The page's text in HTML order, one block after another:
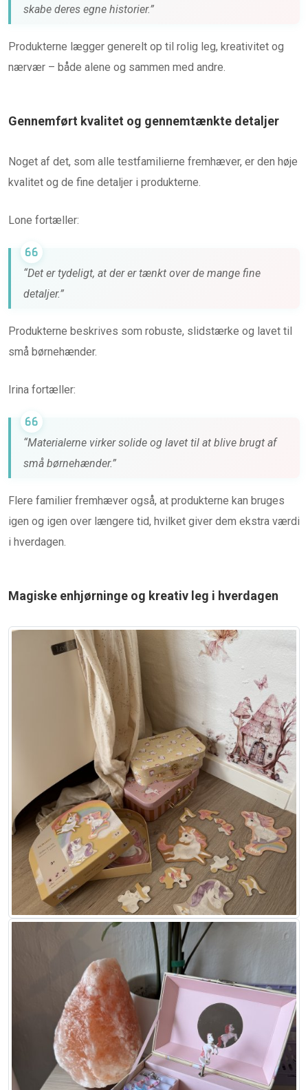
skabe deres egne historier.”
Produkterne lægger generelt op til rolig leg, kreativitet og
nærvær – både alene og sammen med andre.
Gennemført kvalitet og gennemtænkte detaljer
Noget af det, som alle testfamilierne fremhæver, er den høje
kvalitet og de fine detaljer i produkterne.
Lone fortæller:
“Det er tydeligt, at der er tænkt over de mange fine
detaljer.”
Produkterne beskrives som robuste, slidstærke og lavet til
små børnehænder.
Irina fortæller:
“Materialerne virker solide og lavet til at blive brugt af
små børnehænder.”
Flere familier fremhæver også, at produkterne kan bruges
igen og igen over længere tid, hvilket giver dem ekstra værdi
i hverdagen.
Magiske enhjørninge og kreativ leg i hverdagen